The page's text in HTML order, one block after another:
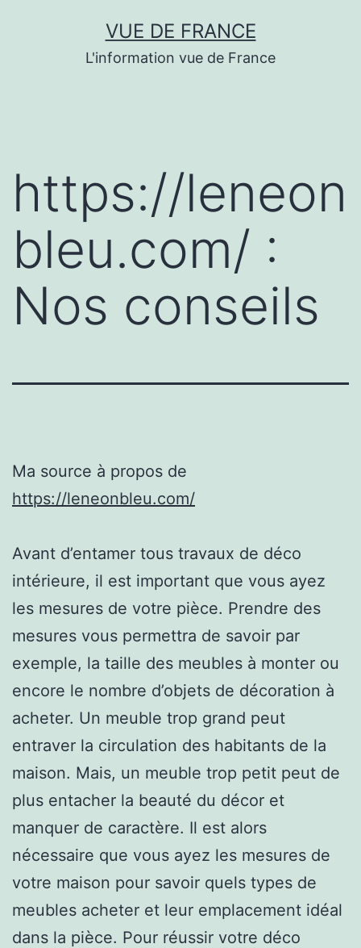
VUE DE FRANCE
L'information vue de France
https://leneon
bleu.com/ :
Nos conseils
Ma source à propos de
https://leneonbleu.com/
Avant d’entamer tous travaux de déco
intérieure, il est important que vous ayez
les mesures de votre pièce. Prendre des
mesures vous permettra de savoir par
exemple, la taille des meubles à monter ou
encore le nombre d’objets de décoration à
acheter. Un meuble trop grand peut
entraver la circulation des habitants de la
maison. Mais, un meuble trop petit peut de
plus entacher la beauté du décor et
manquer de caractère. Il est alors
nécessaire que vous ayez les mesures de
votre maison pour savoir quels types de
meubles acheter et leur emplacement idéal
dans la pièce. Pour réussir votre déco